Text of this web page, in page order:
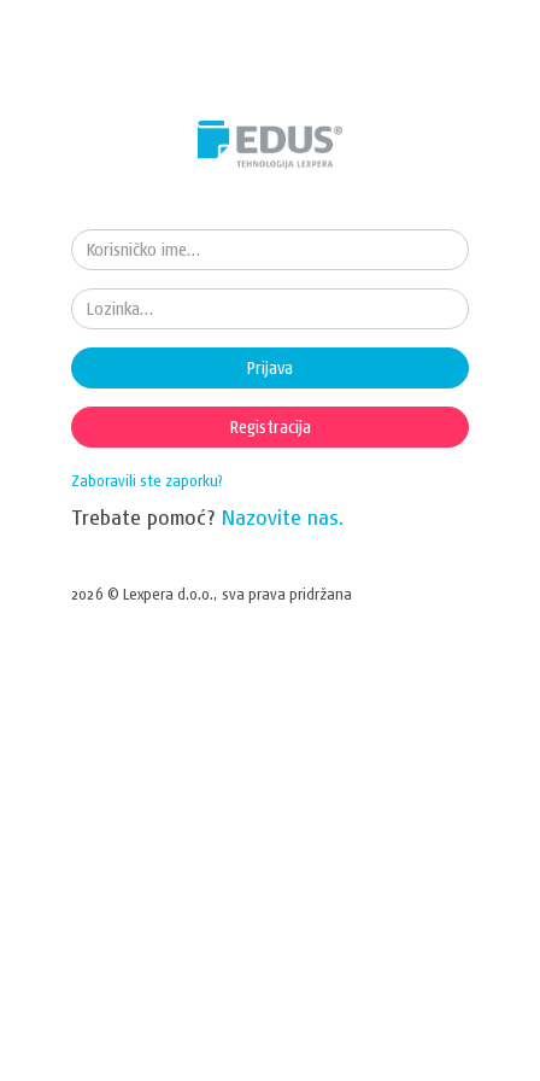
Prijava
Registracija
Zaboravili ste zaporku?
Trebate pomoć? Nazovite nas.
2026 © Lexpera d.o.o., sva prava pridržana